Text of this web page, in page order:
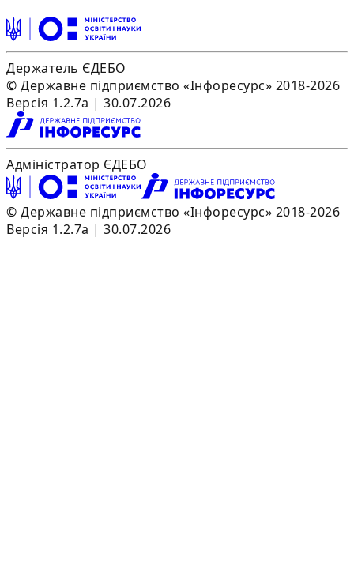
Держатель ЄДЕБО
© Державне підприємство «Інфоресурс» 2018-2026
Версія 1.2.7a | 30.07.2026
Адміністратор ЄДЕБО
© Державне підприємство «Інфоресурс» 2018-2026
Версія 1.2.7a | 30.07.2026